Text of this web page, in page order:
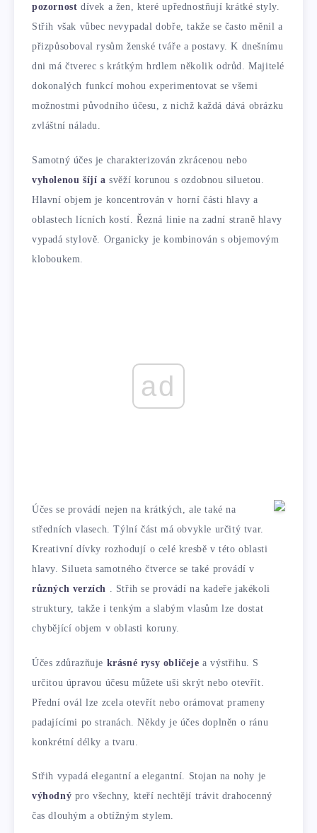
pozornost dívek a žen, které upřednostňují krátké styly.
Střih však vůbec nevypadal dobře, takže se často měnil a
přizpůsoboval rysům ženské tváře a postavy. K dnešnímu
dni má čtverec s krátkým hrdlem několik odrůd. Majitelé
dokonalých funkcí mohou experimentovat se všemi
možnostmi původního účesu, z nichž každá dává obrázku
zvláštní náladu.
Samotný účes je charakterizován zkrácenou nebo
vyholenou šíjí a svěží korunou s ozdobnou siluetou.
Hlavní objem je koncentrován v horní části hlavy a
oblastech lícních kostí. Řezná linie na zadní straně hlavy
vypadá stylově. Organicky je kombinován s objemovým
kloboukem.
ad
Účes se provádí nejen na krátkých, ale také na
středních vlasech. Týlní část má obvykle určitý tvar.
Kreativní dívky rozhodují o celé kresbě v této oblasti
hlavy. Silueta samotného čtverce se také provádí v
různých verzích
. Střih se provádí na kadeře jakékoli
struktury, takže i tenkým a slabým vlasům lze dostat
chybějící objem v oblasti koruny.
Účes zdůrazňuje krásné rysy obličeje a výstřihu. S
určitou úpravou účesu můžete uši skrýt nebo otevřít.
Přední ovál lze zcela otevřít nebo orámovat prameny
padajícími po stranách. Někdy je účes doplněn o ránu
konkrétní délky a tvaru.
Střih vypadá elegantní a elegantní. Stojan na nohy je
výhodný pro všechny, kteří nechtějí trávit drahocenný
čas dlouhým a obtížným stylem.